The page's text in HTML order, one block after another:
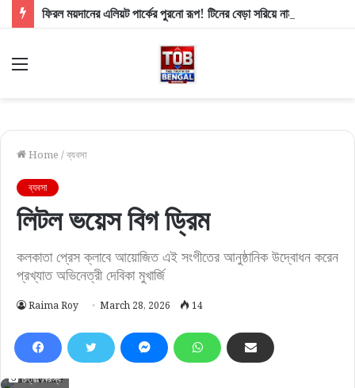
Menu
Home /ব্যবসা
ব্যবসা
লিটল ভয়েস বিগ ড্রিম
কলকাতা প্রেস ক্লাবে আয়োজিত এই সংগীতের আনুষ্ঠানিক উদ্বোধন করেন
প্রখ্যাত অভিনেত্রী দেবিকা মুখার্জি
Raima Roy March 28, 2026 14
চিত্রঃ নিজস্ব